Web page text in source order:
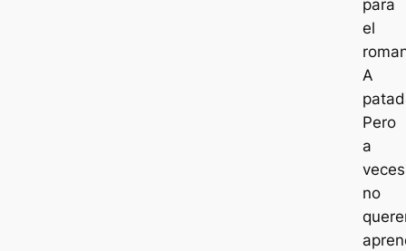
para
el
A
Pero
a
veces
no